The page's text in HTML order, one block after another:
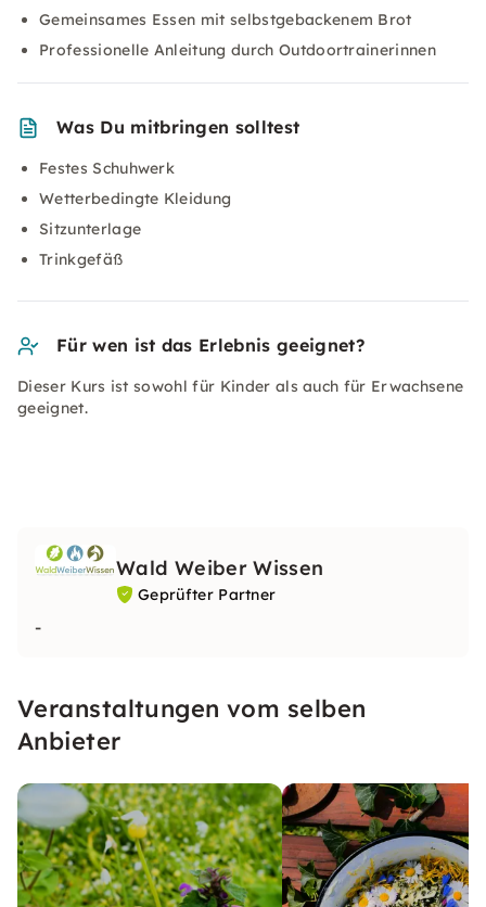
Gemeinsames Essen mit selbstgebackenem Brot
Professionelle Anleitung durch Outdoortrainerinnen
Was Du mitbringen solltest
Festes Schuhwerk
Wetterbedingte Kleidung
Sitzunterlage
Trinkgefäß
Für wen ist das Erlebnis geeignet?
Dieser Kurs ist sowohl für Kinder als auch für Erwachsene
geeignet.
Wald Weiber Wissen
Geprüfter Partner
-
Veranstaltungen vom selben
Anbieter